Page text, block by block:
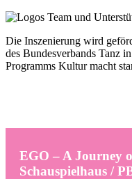
Die Inszenierung wird
des Bundesverbands Tanz
Programms Kultur macht
EGO – A Journey
Schauspielhaus /